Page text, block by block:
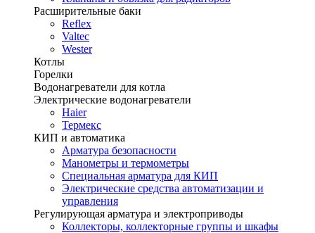
Расширительные баки
Reflex
Valtec
Wester
Котлы
Горелки
Водонагреватели для котла
Электрические водонагреватели
Haier
Термекс
КИП и автоматика
Арматура безопасности
Манометры и термометры
Специальная арматура для КИП
Электрические средства автоматизации и
управления
Регулирующая арматура и электроприводы
Коллекторы, коллекторные группы и шкафы